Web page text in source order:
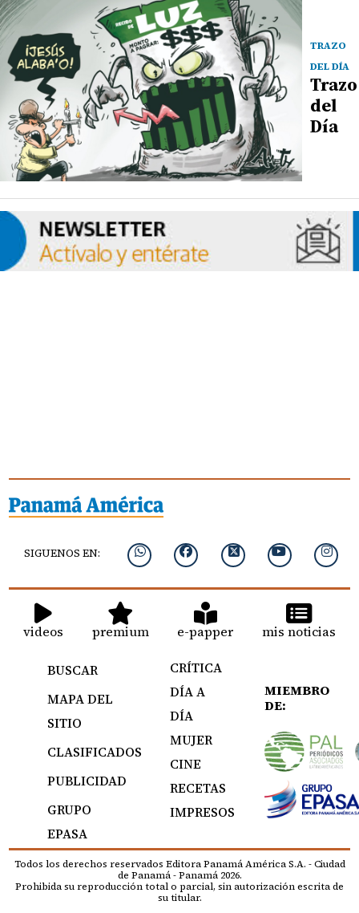
TRAZO
DEL DÍA
Trazo
del
Día
SIGUENOS EN:
videos premium e-papper mis noticias
BUSCAR
MAPA DEL
SITIO
CLASIFICADOS
PUBLICIDAD
GRUPO
EPASA
CRÍTICA
DÍA A
DÍA
MUJER
CINE
RECETAS
IMPRESOS
MIEMBRO
DE:
Todos los derechos reservados Editora Panamá América S.A. - Ciudad
de Panamá - Panamá 2026.
Prohibida su reproducción total o parcial, sin autorización escrita de
su titular.